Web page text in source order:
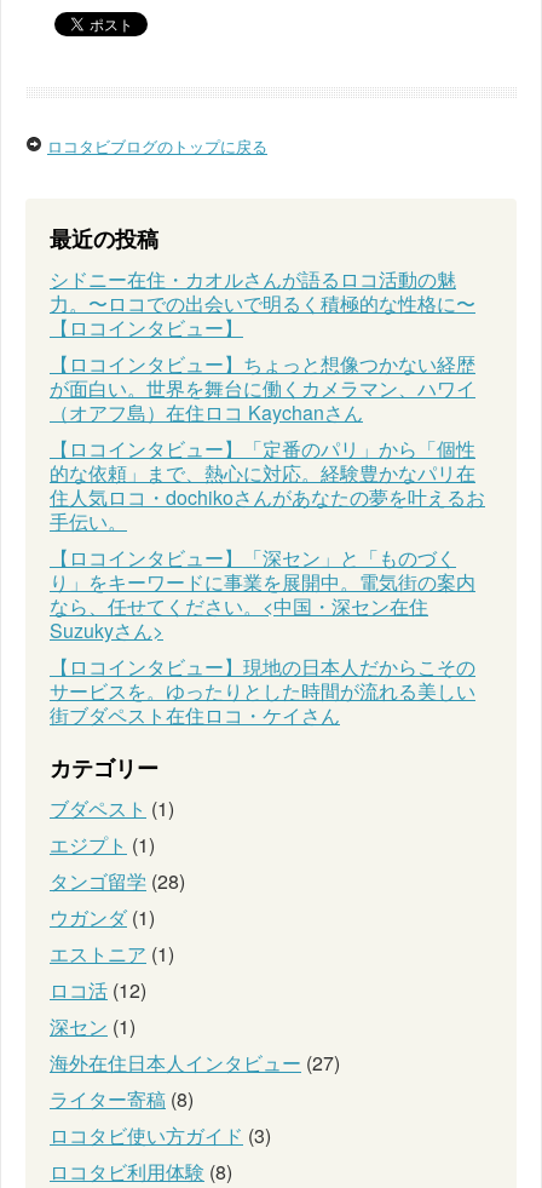
ロコタビブログのトップに戻る
最近の投稿
シドニー在住・カオルさんが語るロコ活動の魅
力。〜ロコでの出会いで明るく積極的な性格に〜
【ロコインタビュー】
【ロコインタビュー】ちょっと想像つかない経歴
が面白い。世界を舞台に働くカメラマン、ハワイ
（オアフ島）在住ロコ Kaychanさん
【ロコインタビュー】「定番のパリ」から「個性
的な依頼」まで、熱心に対応。経験豊かなパリ在
住人気ロコ・dochikoさんがあなたの夢を叶えるお
手伝い。
【ロコインタビュー】「深セン」と「ものづく
り」をキーワードに事業を展開中。電気街の案内
なら、任せてください。<中国・深セン在住
Suzukyさん>
【ロコインタビュー】現地の日本人だからこその
サービスを。ゆったりとした時間が流れる美しい
街ブダペスト在住ロコ・ケイさん
カテゴリー
ブダペスト (1)
エジプト (1)
タンゴ留学 (28)
ウガンダ(1)
エストニア (1)
ロコ活 (12)
深セン (1)
海外在住日本人インタビュー (27)
ライター寄稿 (8)
ロコタビ使い方ガイド (3)
ロコタビ利用体験 (8)